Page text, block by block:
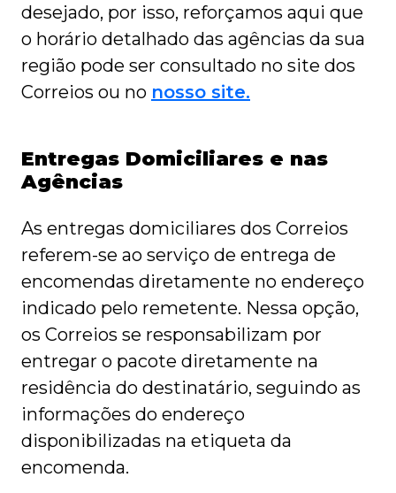
desejado, por isso, reforçamos aqui que
o horário detalhado das agências da sua
região pode ser consultado no site dos
Correios ou no nosso site.
Entregas Domiciliares e nas
Agências
As entregas domiciliares dos Correios
referem-se ao serviço de entrega de
encomendas diretamente no endereço
indicado pelo remetente. Nessa opção,
os Correios se responsabilizam por
entregar o pacote diretamente na
residência do destinatário, seguindo as
informações do endereço
disponibilizadas na etiqueta da
encomenda.